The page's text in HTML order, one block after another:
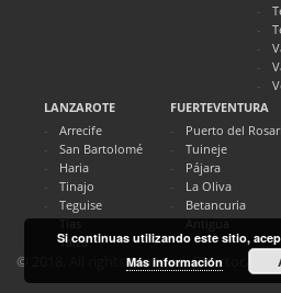
LANZAROTE
Arrecife
San Bartolomé
Haria
Tinajo
Teguise
Tías
Yaiza
FUERTEVENTURA
Puerto del
Tuineje
Pájara
La Oliva
Betancuria
Antigua
© 2018. All rights reserved.
Si continuas utilizando este sitio,
Más información